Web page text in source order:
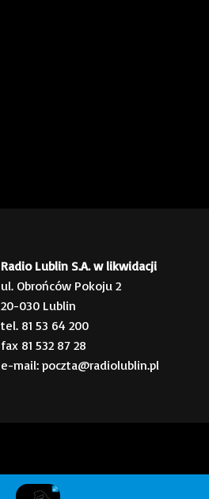
Radio Lublin S.A. w likwidacji
ul. Obrońców Pokoju 2
20-030 Lublin
tel. 81 53 64 200
fax 81 532 87 28
e-mail: poczta@radiolublin.pl